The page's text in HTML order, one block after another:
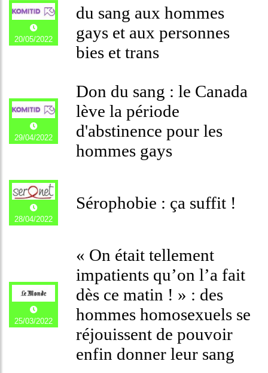
20/05/2022
du sang aux hommes
gays et aux personnes
bies et trans
29/04/2022
Don du sang : le Canada
lève la période
d'abstinence pour les
hommes gays
28/04/2022
Sérophobie : ça suffit !
25/03/2022
« On était tellement
impatients qu’on l’a fait
dès ce matin ! » : des
hommes homosexuels se
réjouissent de pouvoir
enfin donner leur sang